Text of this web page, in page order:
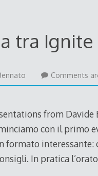
tra Ignite
Comments
from Davide
con il primo
interessante:
In pratica